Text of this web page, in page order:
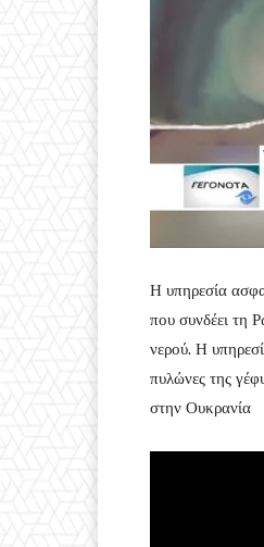
Η υπηρεσία
που συνδέει τη
νερού. Η
πυλώνες της
στην Ουκρανία